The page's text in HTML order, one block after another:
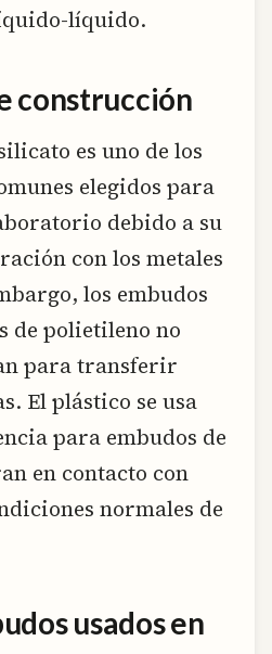
líquido.
construcción
es uno de los
elegidos para
debido a su
con los metales
los embudos
de polietileno no
para transferir
El plástico se usa
para embudos de
en contacto con
normales de
usados en